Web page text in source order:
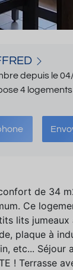
depuis le
4 logements
de 34
Ce
lits
plaque à
etc... Séjour
! Terrasse